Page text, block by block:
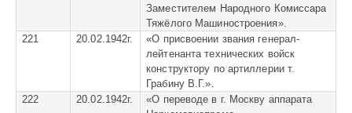
Заместителем Народного Комиссара
Тяжёлого Машиностроения».
221
20.02.1942г. «О присвоении звания генерал-
лейтенанта технических войск
конструктору по артиллерии т.
Грабину В.Г.».
222
20.02.1942г. «О переводе в г. Москву аппарата